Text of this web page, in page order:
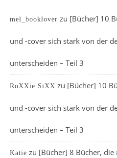
mel_booklover zu [Bücher] 10
und -cover sich stark von der
unterscheiden – Teil 3
RoXXie SiXX zu [Bücher] 10
und -cover sich stark von der
unterscheiden – Teil 3
Katie zu [Bücher] 8 Bücher, die